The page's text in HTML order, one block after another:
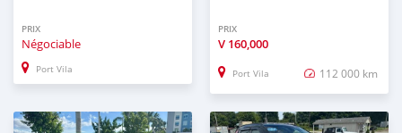
PRIX
Négociable
Port Vila
PRIX
V 160,000
Port Vila 112 000 km